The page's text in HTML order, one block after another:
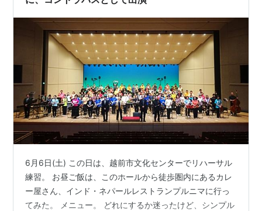
6月6日(土) この日は、越前市文化センターでリハーサル
練習。 お昼ご飯は、このホールから徒歩圏内にあるカレ
ー屋さん、インド・ネパールレストランプルニマに行っ
てみた。 メニュー。 どれにするか迷ったけど、シンプル